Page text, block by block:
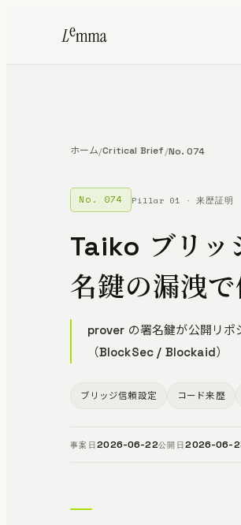
ホーム/Critical Brief/No. 074
No. 074 Pillar 01 · 来歴証明
Taiko ブリ
名鍵の漏洩
prover の署名鍵が公開リ
（BlockSec / Blockaid）
ブリッジ信頼設定 コード来歴
事案日2026-06-22公開日2026-06-